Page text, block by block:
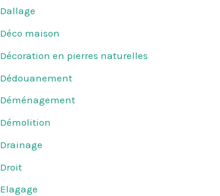
Dallage
Déco maison
Décoration en pierres naturelles
Dédouanement
Déménagement
Démolition
Drainage
Droit
Elagage